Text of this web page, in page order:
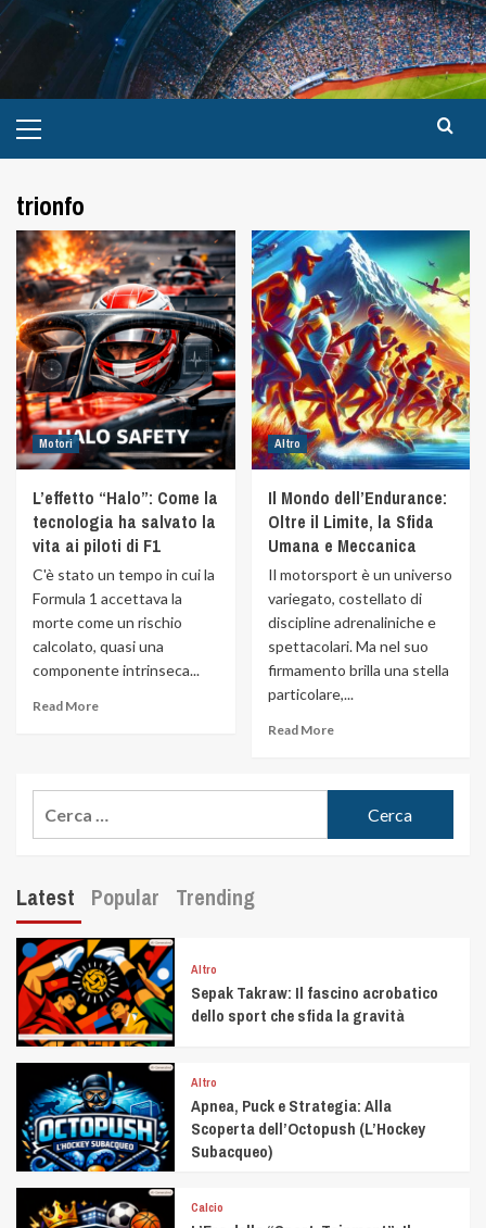
trionfo
Motori
L’effetto “Halo”: Come la
tecnologia ha salvato la
vita ai piloti di F1
C'è stato un tempo in cui la
Formula 1 accettava la
morte come un rischio
calcolato, quasi una
componente intrinseca...
Read More
Altro
Il Mondo dell’Endurance:
Oltre il Limite, la Sfida
Umana e Meccanica
Il motorsport è un universo
variegato, costellato di
discipline adrenaliniche e
spettacolari. Ma nel suo
firmamento brilla una stella
particolare,...
Read More
Latest Popular Trending
Altro
Sepak Takraw: Il fascino acrobatico
dello sport che sfida la gravità
Altro
Apnea, Puck e Strategia: Alla
Scoperta dell’Octopush (L’Hockey
Subacqueo)
Calcio